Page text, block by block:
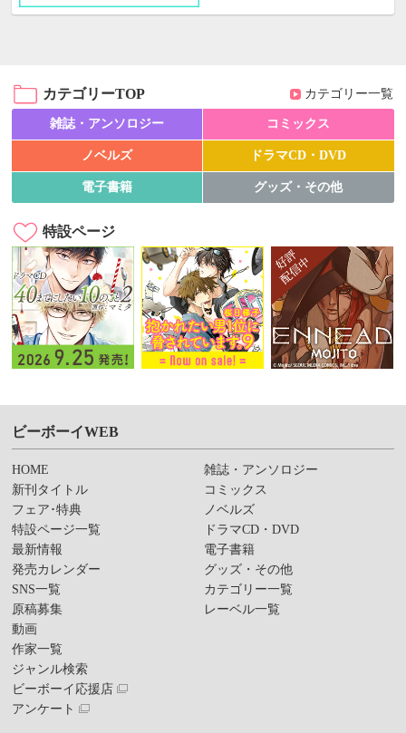
カテゴリーTOP カテゴリー一覧
雑誌・アンソロジー コミックス
ノベルズ ドラマCD・DVD
電子書籍 グッズ・その他
特設ページ
ビーボーイWEB
HOME
新刊タイトル
フェア･特典
特設ページ一覧
最新情報
発売カレンダー
SNS一覧
原稿募集
動画
作家一覧
ジャンル検索
ビーボーイ応援店
アンケート
雑誌・アンソロジー
コミックス
ノベルズ
ドラマCD・DVD
電子書籍
グッズ・その他
カテゴリー一覧
レーベル一覧